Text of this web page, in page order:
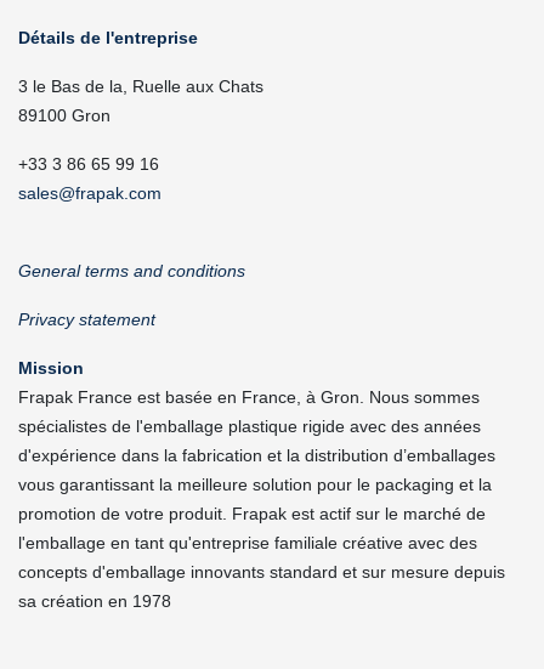
Détails de l'entreprise
3 le Bas de la, Ruelle aux Chats
89100 Gron
+33 3 86 65 99 16
sales@frapak.com
General terms and conditions
Privacy statement
Mission
Frapak France est basée en France, à Gron. Nous sommes
spécialistes de l'emballage plastique rigide avec des années
d'expérience dans la fabrication et la distribution d’emballages
vous garantissant la meilleure solution pour le packaging et la
promotion de votre produit. Frapak est actif sur le marché de
l'emballage en tant qu'entreprise familiale créative avec des
concepts d'emballage innovants standard et sur mesure depuis
sa création en 1978